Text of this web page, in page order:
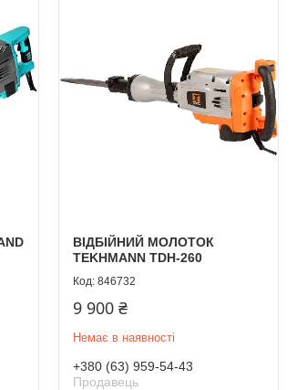
ВІДБІЙНИЙ МОЛОТОК
TEKHMANN TDH-260
846732
9 900 ₴
Немає в наявності
+380 (63) 959-54-43
Продавець